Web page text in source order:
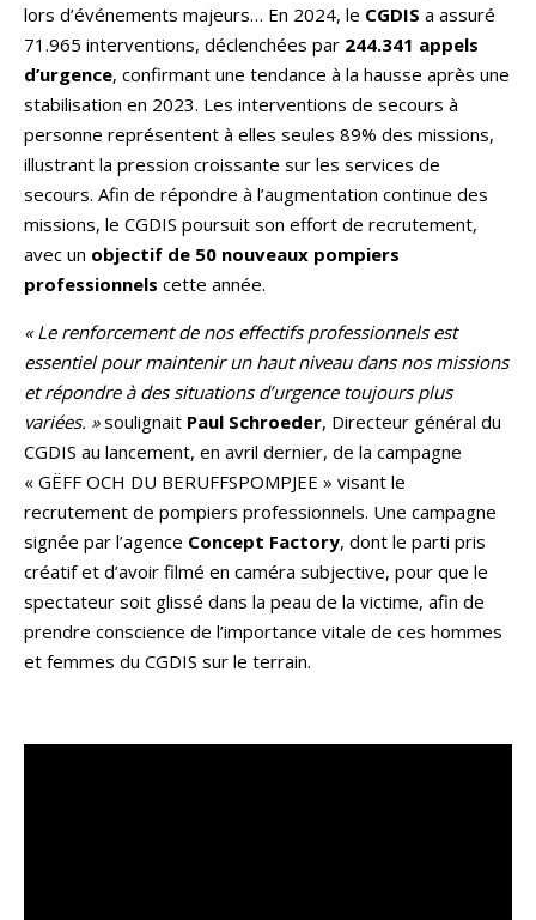
lors d’événements majeurs… En 2024, le CGDIS a assuré
71.965 interventions, déclenchées par 244.341 appels
d’urgence, confirmant une tendance à la hausse après une
stabilisation en 2023. Les interventions de secours à
personne représentent à elles seules 89% des missions,
illustrant la pression croissante sur les services de
secours. Afin de répondre à l’augmentation continue des
missions, le CGDIS poursuit son effort de recrutement,
avec un objectif de 50 nouveaux pompiers
professionnels cette année.
« Le renforcement de nos effectifs professionnels est
essentiel pour maintenir un haut niveau dans nos missions
et répondre à des situations d’urgence toujours plus
variées. »soulignait Paul Schroeder, Directeur général du
CGDIS au lancement, en avril dernier, de la campagne
« GËFF OCH DU BERUFFSPOMPJEE » visant le
recrutement de pompiers professionnels. Une campagne
signée par l’agence Concept Factory, dont le parti pris
créatif et d’avoir filmé en caméra subjective, pour que le
spectateur soit glissé dans la peau de la victime, afin de
prendre conscience de l’importance vitale de ces hommes
et femmes du CGDIS sur le terrain.